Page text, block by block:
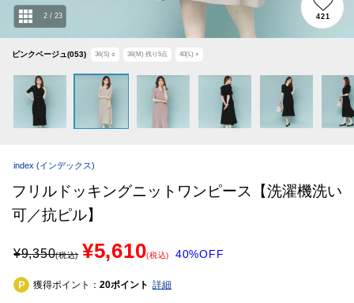
ピンクベージュ(053) 36(S) ○ 38(M) 残り 5点 40(L) ×
2 / 23 421
index (インデックス)
フリルドッキングニットワンピース【洗濯機洗い
可／抗ピル】
¥9,350(税込) ¥5,610(税込) 40%OFF
獲得ポイント： 20ポイント 詳細